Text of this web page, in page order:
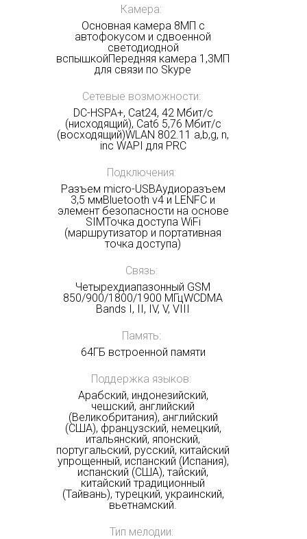
Камера:
Основная камера 8МП с
автофокусом и сдвоенной
светодиодной
вспышкойПередняя камера 1,3МП
для связи по Skype
Сетевые возможности:
DC-HSPA+, Cat24, 42 Мбит/с
(нисходящий), Cat6 5,76 Мбит/с
(восходящий)WLAN 802.11 a,b,g, n,
inc WAPI для PRC
Подключения:
Разъем micro-USBАудиоразъем
3,5 ммBluetooth v4 и LENFC и
элемент безопасности на основе
SIMТочка доступа WiFi
(маршрутизатор и портативная
точка доступа)
Связь:
Четырехдиапазонный GSM
850/900/1800/1900 МГцWCDMA
Bands I, II, IV, V, VIII
Память:
64ГБ встроенной памяти
Поддержка языков:
Арабский, индонезийский,
чешский, английский
(Великобритания), английский
(США), французский, немецкий,
итальянский, японский,
португальский, русский, китайский
упрощенный, испанский (Испания),
испанский (США), тайский,
китайский традиционный
(Тайвань), турецкий, украинский,
вьетнамский.
Тип мелодии: